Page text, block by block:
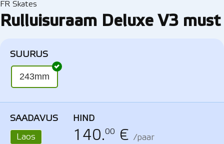
FR Skates
Rulluisuraam Deluxe V3 must
SUURUS
243mm
SAADAVUS
Laos
HIND
140.00 € /paar